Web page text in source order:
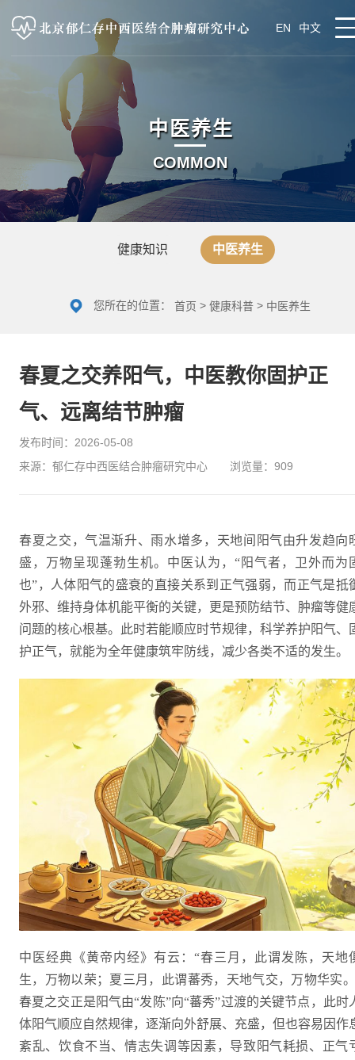
EN 中文
中医养生
COMMON
健康知识 中医养生
您所在的位置： 首页 > 健康科普 > 中医养生
春夏之交养阳气，中医教你固护正
气、远离结节肿瘤
发布时间：2026-05-08
来源：郁仁存中西医结合肿瘤研究中心
浏览量： 909
春夏之交，气温渐升、雨水增多，天地间阳气由升发趋向
盛，万物呈现蓬勃生机。中医认为，“阳气者，卫外而为
也”，人体阳气的盛衰的直接关系到正气强弱，而正气是抵
外邪、维持身体机能平衡的关键，更是预防结节、肿瘤等健
问题的核心根基。此时若能顺应时节规律，科学养护阳气、
护正气，就能为全年健康筑牢防线，减少各类不适的发生。
中医经典《黄帝内经》有云：“春三月，此谓发陈，天地
生，万物以荣；夏三月，此谓蕃秀，天地气交，万物华实
春夏之交正是阳气由“发陈”向“蕃秀”过渡的关键节点，此时
体阳气顺应自然规律，逐渐向外舒展、充盛，但也容易因作
紊乱、饮食不当、情志失调等因素，导致阳气耗损、正气